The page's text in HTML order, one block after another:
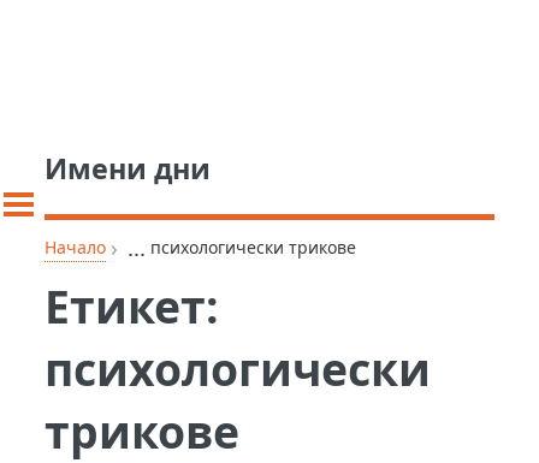
Имени дни
Начало › ... психологически трикове
Етикет:
психологически
трикове